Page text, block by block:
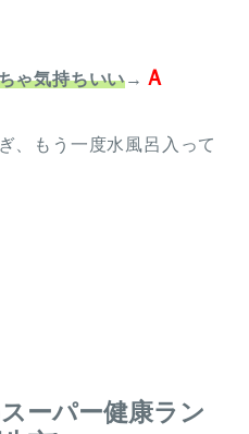
ゃ気持ちいい→ Ａ
、もう一度水風呂入って
ーパー健康ラン